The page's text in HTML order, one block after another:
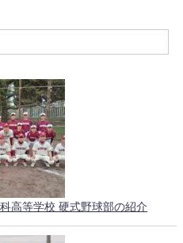
高等学校 硬式野球部の紹介